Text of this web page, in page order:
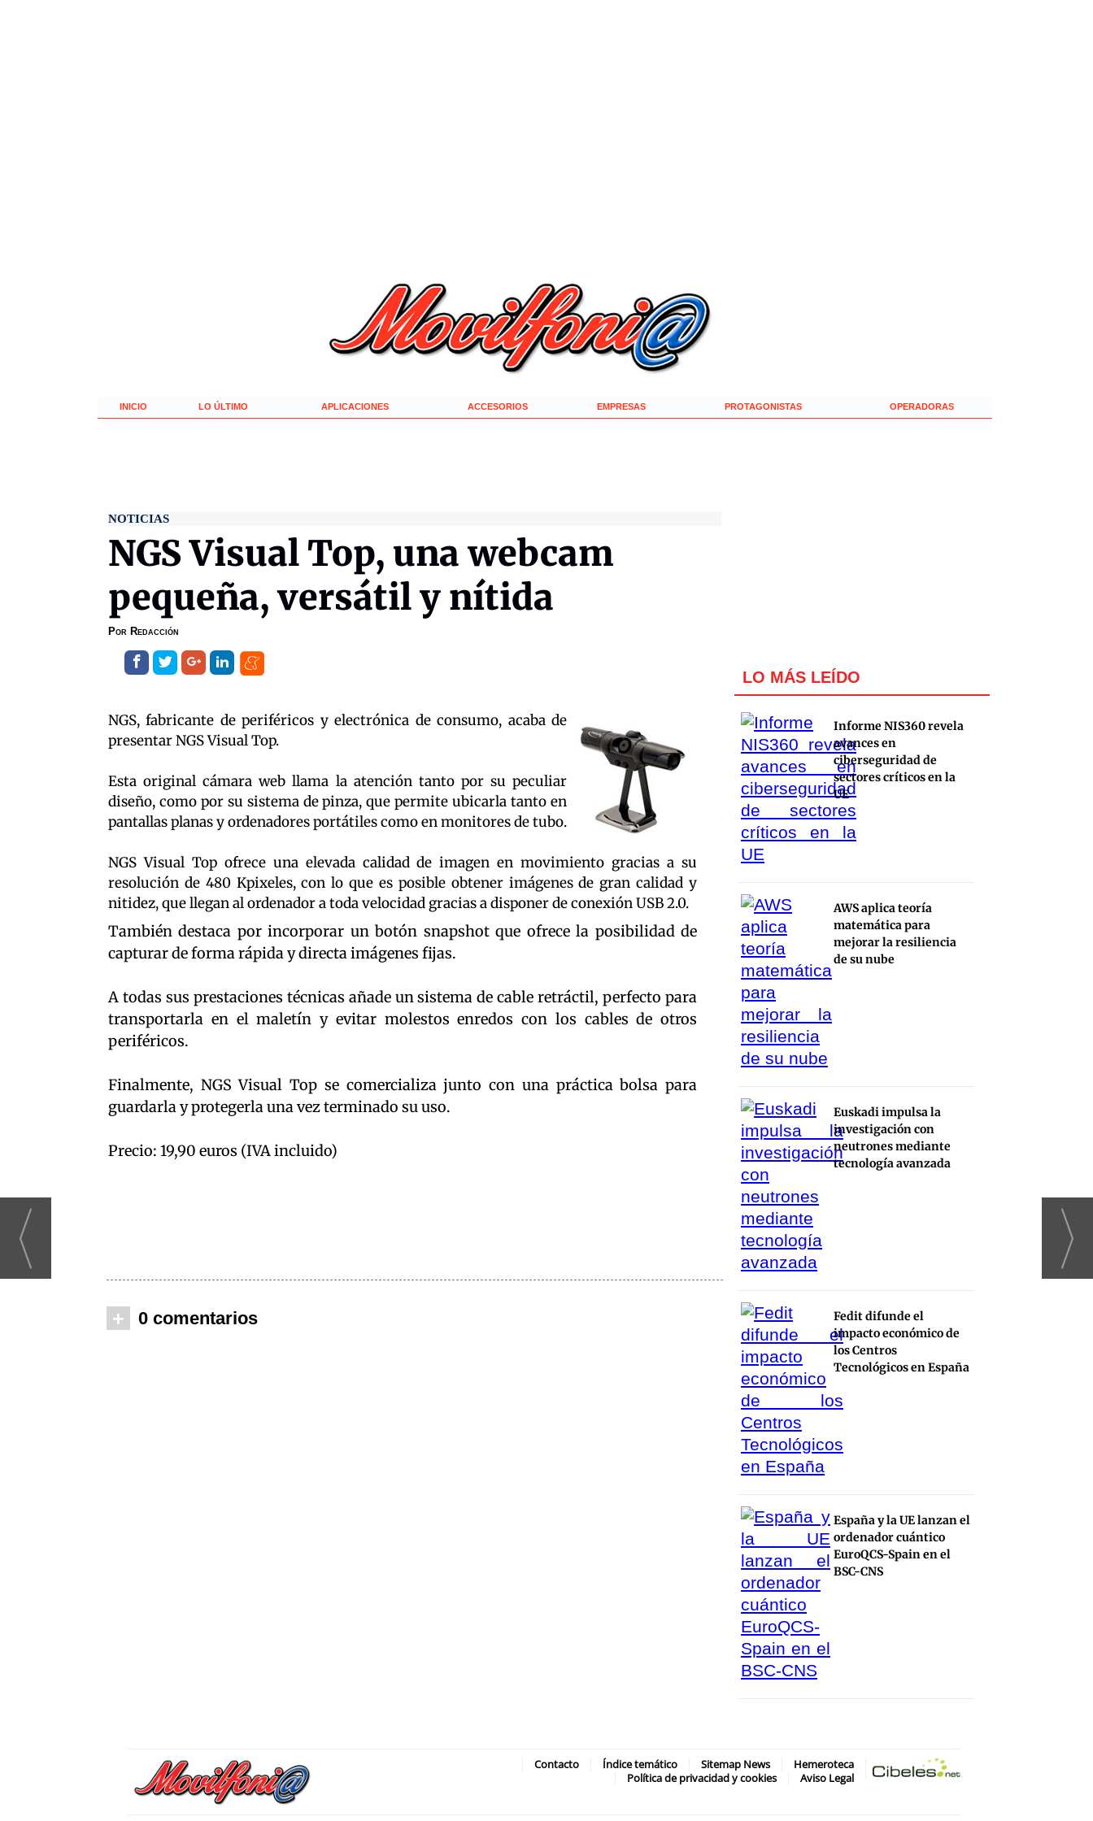
INICIO LO ÚLTIMO APLICACIONES ACCESORIOS EMPRESAS PROTAGONISTAS OPERADORAS
NOTICIAS
NGS Visual Top, una webcam
pequeña, versátil y nítida
Por Redacción
NGS, fabricante de periféricos y electrónica de consumo, acaba de
presentar NGS Visual Top.
Esta original cámara web llama la atención tanto por su peculiar
diseño, como por su sistema de pinza, que permite ubicarla tanto en
pantallas planas y ordenadores portátiles como en monitores de tubo.
NGS Visual Top ofrece una elevada calidad de imagen en movimiento gracias a su
resolución de 480 Kpixeles, con lo que es posible obtener imágenes de gran calidad y
nitidez, que llegan al ordenador a toda velocidad gracias a disponer de conexión USB 2.0.
También destaca por incorporar un botón snapshot que ofrece la posibilidad de
capturar de forma rápida y directa imágenes fijas.
A todas sus prestaciones técnicas añade un sistema de cable retráctil, perfecto para
transportarla en el maletín y evitar molestos enredos con los cables de otros
periféricos.
Finalmente, NGS Visual Top se comercializa junto con una práctica bolsa para
guardarla y protegerla una vez terminado su uso.
Precio: 19,90 euros (IVA incluido)
+ 0 comentarios
LO MÁS LEÍDO
Informe NIS360 revela
avances en
ciberseguridad de
sectores críticos en la
UE
AWS aplica teoría
matemática para
mejorar la resiliencia
de su nube
Euskadi impulsa la
investigación con
neutrones mediante
tecnología avanzada
Fedit difunde el
impacto económico de
los Centros
Tecnológicos en España
España y la UE lanzan el
ordenador cuántico
EuroQCS-Spain en el
BSC-CNS
Contacto Índice temático Sitemap News
Hemeroteca
Política de privacidad y cookies
Aviso Legal